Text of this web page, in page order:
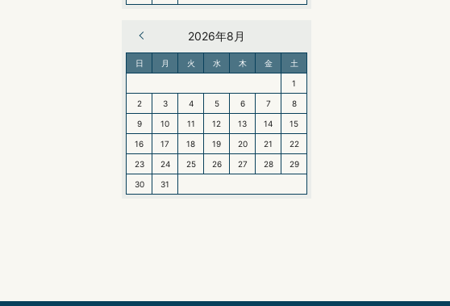
2026年8月
日 月 火 水 木 金 土
1
2 3 4 5 6 7 8
9 10 11 12 13 14 15
16 17 18 19 20 21 22
23 24 25 26 27 28 29
30 31